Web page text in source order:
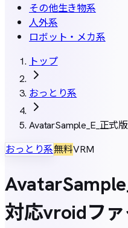
その他生き物系
人外系
ロボット・メカ系
トップ
おっとり系
AvatarSample_E_正式
おっとり系無料VRM
対応vroidフ